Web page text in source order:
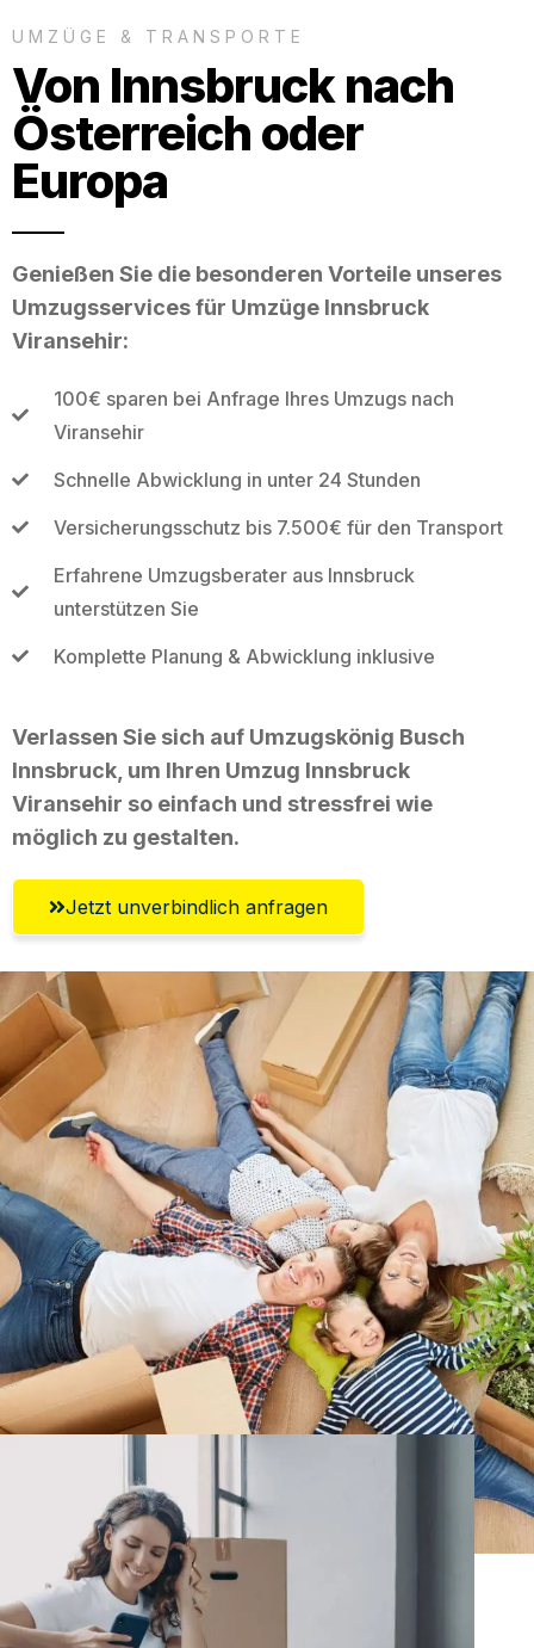
UMZÜGE & TRANSPORTE
Von Innsbruck nach
Österreich oder
Europa
Genießen Sie die besonderen Vorteile unseres
Umzugsservices für Umzüge Innsbruck
Viransehir:
100€ sparen bei Anfrage Ihres Umzugs nach
Viransehir
Schnelle Abwicklung in unter 24 Stunden
Versicherungsschutz bis 7.500€ für den Transport
Erfahrene Umzugsberater aus Innsbruck
unterstützen Sie
Komplette Planung & Abwicklung inklusive
Verlassen Sie sich auf Umzugskönig Busch
Innsbruck, um Ihren Umzug Innsbruck
Viransehir so einfach und stressfrei wie
möglich zu gestalten.
Jetzt unverbindlich anfragen